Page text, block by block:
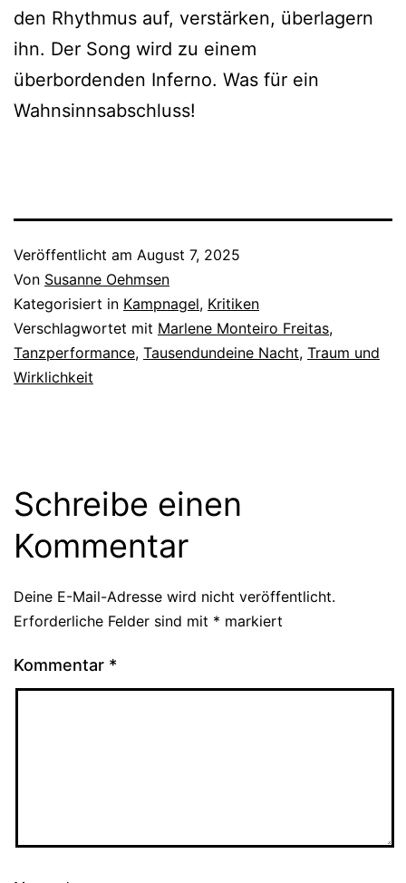
den Rhythmus auf, verstärken, überlagern
ihn. Der Song wird zu einem
überbordenden Inferno. Was für ein
Wahnsinnsabschluss!
Veröffentlicht am August 7, 2025
Von Susanne Oehmsen
Kategorisiert in Kampnagel, Kritiken
Verschlagwortet mit Marlene Monteiro Freitas,
Tanzperformance, Tausendundeine Nacht, Traum und
Wirklichkeit
Schreibe einen
Kommentar
Deine E-Mail-Adresse wird nicht veröffentlicht.
Erforderliche Felder sind mit * markiert
Kommentar *